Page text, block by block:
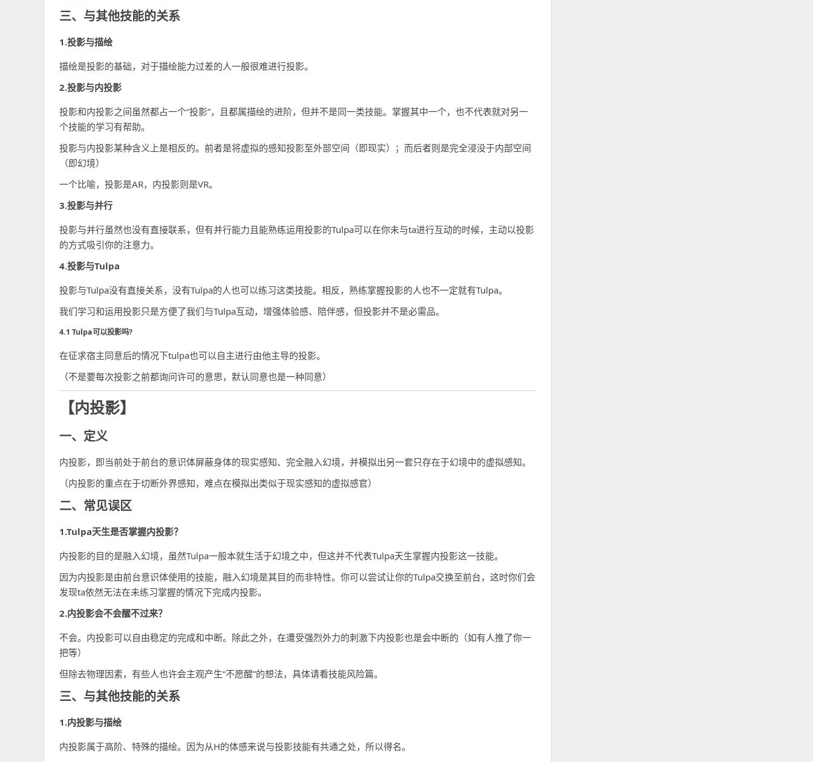
三、与其他技能的关系
1.投影与描绘
描绘是投影的基础，对于描绘能力过差的人一般很难进行投影。
2.投影与内投影
投影和内投影之间虽然都占一个“投影”，且都属描绘的进阶，但并不是同一类技能。掌握其中一个，也不代表就对另一
个技能的学习有帮助。
投影与内投影某种含义上是相反的。前者是将虚拟的感知投影至外部空间（即现实）；而后者则是完全浸没于内部空间
（即幻境）
一个比喻，投影是AR，内投影则是VR。
3.投影与并行
投影与并行虽然也没有直接联系，但有并行能力且能熟练运用投影的Tulpa可以在你未与ta进行互动的时候，主动以投影
的方式吸引你的注意力。
4.投影与Tulpa
投影与Tulpa没有直接关系，没有Tulpa的人也可以练习这类技能。相反，熟练掌握投影的人也不一定就有Tulpa。
我们学习和运用投影只是方便了我们与Tulpa互动，增强体验感、陪伴感，但投影并不是必需品。
4.1 Tulpa可以投影吗?
在征求宿主同意后的情况下tulpa也可以自主进行由他主导的投影。
（不是要每次投影之前都询问许可的意思，默认同意也是一种同意）
【内投影】
一、定义
内投影，即当前处于前台的意识体屏蔽身体的现实感知、完全融入幻境，并模拟出另一套只存在于幻境中的虚拟感知。
（内投影的重点在于切断外界感知，难点在模拟出类似于现实感知的虚拟感官）
二、常见误区
1.Tulpa天生是否掌握内投影？
内投影的目的是融入幻境，虽然Tulpa一般本就生活于幻境之中，但这并不代表Tulpa天生掌握内投影这一技能。
因为内投影是由前台意识体使用的技能，融入幻境是其目的而非特性。你可以尝试让你的Tulpa交换至前台，这时你们会
发现ta依然无法在未练习掌握的情况下完成内投影。
2.内投影会不会醒不过来？
不会。内投影可以自由稳定的完成和中断。除此之外，在遭受强烈外力的刺激下内投影也是会中断的（如有人推了你一
把等）
但除去物理因素，有些人也许会主观产生“不愿醒”的想法，具体请看技能风险篇。
三、与其他技能的关系
1.内投影与描绘
内投影属于高阶、特殊的描绘。因为从H的体感来说与投影技能有共通之处，所以得名。